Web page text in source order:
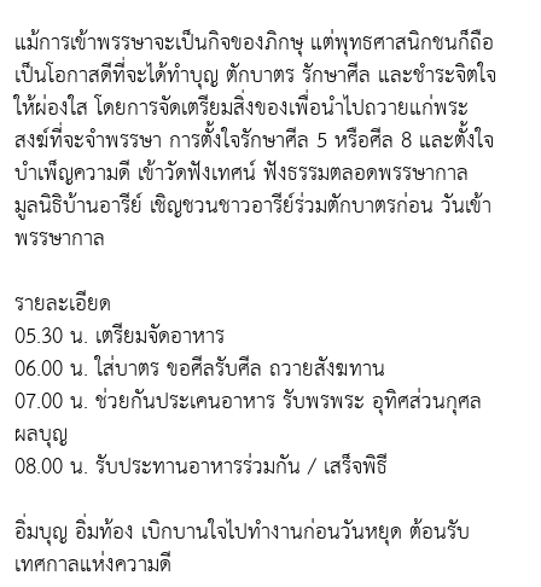
แม้การเข้าพรรษาจะเป็นกิจของภิกษุ แต่พุทธศาสนิกชนก็ถือ
เป็นโอกาสดีที่จะได้ทำบุญ ตักบาตร รักษาศีล และชำระจิตใจ
ให้ผ่องใส โดยการจัดเตรียมสิ่งของเพื่อนำไปถวายแก่พระ
สงฆ์ที่จะจำพรรษา การตั้งใจรักษาศีล 5 หรือศีล 8 และตั้งใจ
บำเพ็ญความดี เข้าวัดฟังเทศน์ ฟังธรรมตลอดพรรษากาล
มูลนิธิบ้านอารีย์ เชิญชวนชาวอารีย์ร่วมตักบาตรก่อน วันเข้า
พรรษากาล
รายละเอียด
05.30 น. เตรียมจัดอาหาร
06.00 น. ใส่บาตร ขอศีลรับศีล ถวายสังฆทาน
07.00 น. ช่วยกันประเคนอาหาร รับพรพระ อุทิศส่วนกุศล
ผลบุญ
08.00 น. รับประทานอาหารร่วมกัน / เสร็จพิธี
อิ่มบุญ อิ่มท้อง เบิกบานใจไปทำงานก่อนวันหยุด ต้อนรับ
เทศกาลแห่งความดี